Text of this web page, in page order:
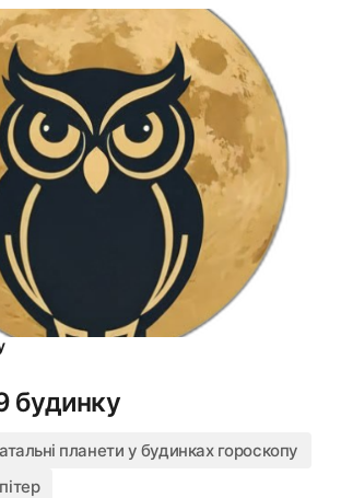
будинку
планети у будинках гороскопу